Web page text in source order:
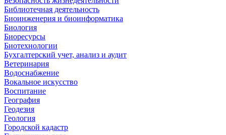
Библиотечная деятельность
Биоинженерия и биоинформатика
Биология
Биоресурсы
Биотехнологии
Бухгалтерский учет, анализ и аудит
Ветеринария
Водоснабжение
Вокальное искусство
Воспитание
География
Геодезия
Геология
Городской кадастр